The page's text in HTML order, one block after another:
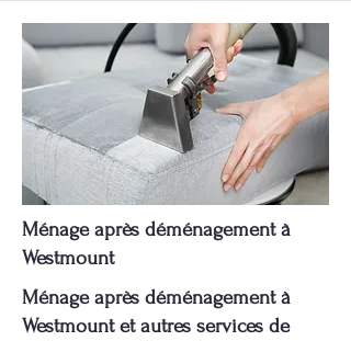
Ménage après déménagement à
Westmount
Ménage après déménagement à
Westmount et autres services de